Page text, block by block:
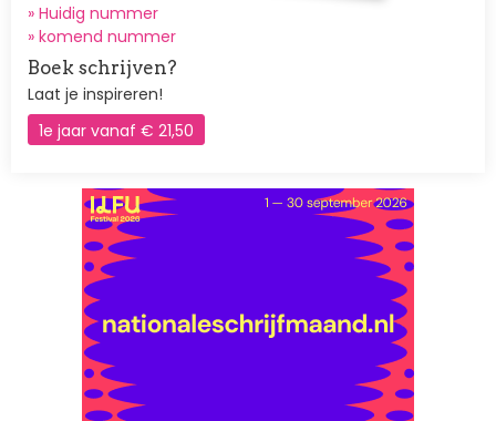
» Huidig nummer
» komend nummer
Boek schrijven?
Laat je inspireren!
1e jaar vanaf € 21,50